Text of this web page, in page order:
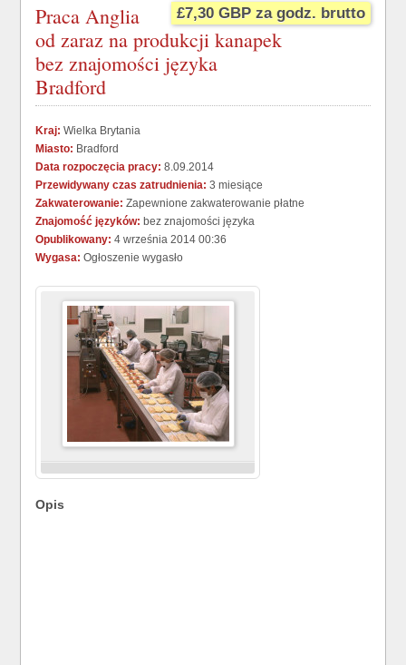
£7,30 GBP za godz. brutto
Praca Anglia
od zaraz na produkcji kanapek
bez znajomości języka
Bradford
Kraj: Wielka Brytania
Miasto: Bradford
Data rozpoczęcia pracy: 8.09.2014
Przewidywany czas zatrudnienia: 3 miesiące
Zakwaterowanie: Zapewnione zakwaterowanie płatne
Znajomość języków: bez znajomości języka
Opublikowany: 4 września 2014 00:36
Wygasa: Ogłoszenie wygasło
Opis